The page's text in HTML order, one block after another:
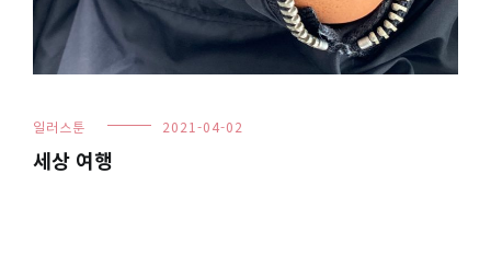
일러스툰 2021-04-02
세상 여행